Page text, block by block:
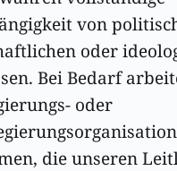
von
oder
Bei Bedarf
oder
die unseren